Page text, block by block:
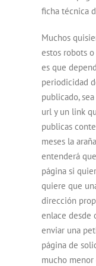
ficha técnica
Muchos
estos robots o
es que
periodicidad
publicado,
url y un link
publicas
meses la
entenderá
página si
quiere que
dirección
enlace desde
enviar una
página de
mucho